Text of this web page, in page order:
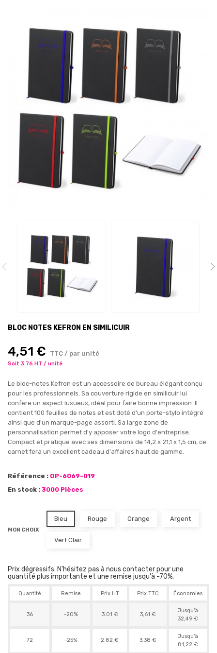
BLOC NOTES KEFRON EN SIMILICUIR
4,51 € TTC / par unité
Soit 3.76 HT / unité
Le bloc-notes Kefron est un accessoire de bureau élégant conçu
pour les professionnels. Sa couverture rigide en similicuir lui
confère un aspect luxueux, idéal pour faire bonne impression. Il
contient 100 feuilles de notes et est doté d'un porte-stylo intégré
ainsi que d'un marque-page assorti. Sa large zone de
personnalisation permet d'y apposer votre logo d'entreprise.
Compact et pratique avec ses dimensions de 14,2 x 21,1 x 1,5 cm, ce
carnet fera un excellent cadeau d'affaires haut de gamme.
Référence : OP-6069-019
En stock : 3000 Pièces
MON CHOIX
Bleu Rouge Orange Argent
Vert Clair
Prix dégressifs. N'hésitez pas à nous contacter pour une
quantité plus importante et une remise jusqu'à -70%.
Quantité Remise Prix HT Prix TTC Économies
36 -20% 3.01 € 3,61 €
Jusqu'à
32,49 €
72 -25% 2.82 € 3,38 €
Jusqu'à
81,22 €